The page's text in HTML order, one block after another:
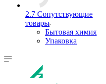
2.7 Сопутствующие
товары
Бытовая химия
Упаковка